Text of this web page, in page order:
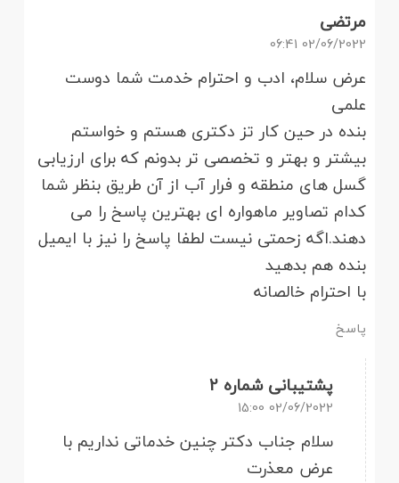
مرتضی
02/06/2022 06:41
عرض سلام، ادب و احترام خدمت شما دوست
علمی
بنده در حین کار تز دکتری هستم و خواستم
بیشتر و بهتر و تخصصی تر بدونم که برای ارزیابی
گسل های منطقه و فرار آب از آن طریق بنظر شما
کدام تصاویر ماهواره ای بهترین پاسخ را می
دهند.اگه زحمتی نیست لطفا پاسخ را نیز با ایمیل
بنده هم بدهید‌
با احترام خالصانه
پاسخ
پشتیبانی شماره 2
02/06/2022 15:00
سلام جناب دکتر چنین خدماتی نداریم با
عرض معذرت